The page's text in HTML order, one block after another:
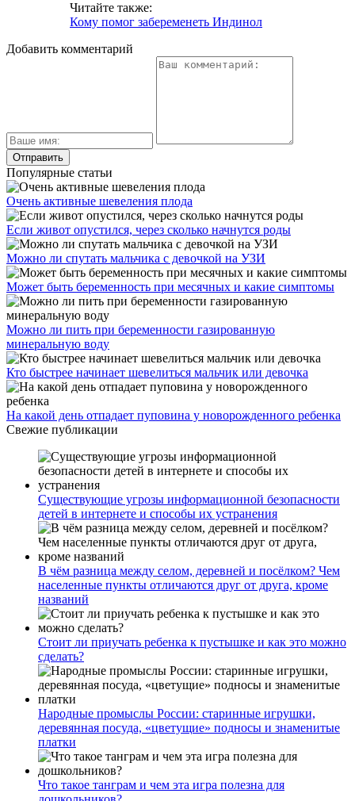
Читайте также:
Кому помог забеременеть Индинол
Добавить комментарий
Популярные статьи
Очень активные шевеления плода
Если живот опустился, через сколько начнутся роды
Можно ли спутать мальчика с девочкой на УЗИ
Может быть беременность при месячных и какие симптомы
Можно ли пить при беременности газированную
минеральную воду
Кто быстрее начинает шевелиться мальчик или девочка
На какой день отпадает пуповина у новорожденного ребенка
Свежие публикации
Существующие угрозы информационной безопасности
детей в интернете и способы их устранения
В чём разница между селом, деревней и посёлком? Чем
населенные пункты отличаются друг от друга, кроме
названий
Стоит ли приучать ребенка к пустышке и как это можно
сделать?
Народные промыслы России: старинные игрушки,
деревянная посуда, «цветущие» подносы и знаменитые
платки
Что такое танграм и чем эта игра полезна для